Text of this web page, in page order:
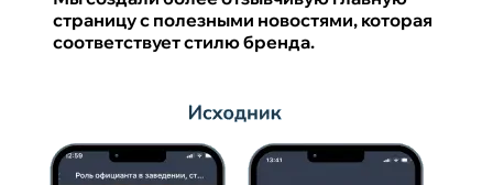
страницу с полезными новостями, которая
соответствует стилю бренда.